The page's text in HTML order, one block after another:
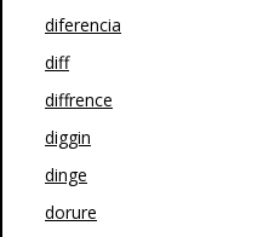
diferencia
diff
diffrence
diggin
dinge
dorure